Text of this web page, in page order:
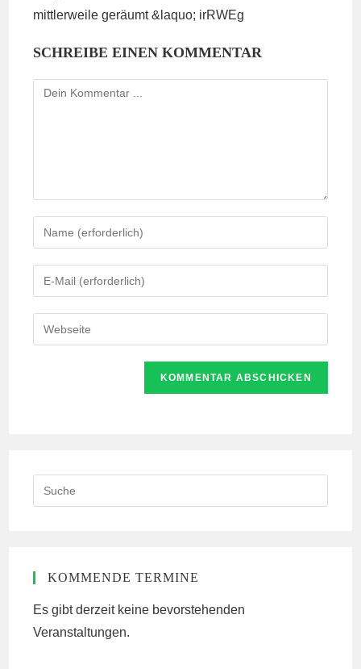
mittlerweile geräumt &laquo; irRWEg
SCHREIBE EINEN KOMMENTAR
Kommentieren
deinen
Namen
oder
zum
Kommentieren
deine
E-
Mail-
deine
this
KOMMENDE TERMINE
Es gibt derzeit keine bevorstehenden
Veranstaltungen.